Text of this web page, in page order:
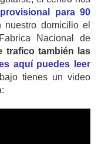
para 90
domicilio el
Nacional de
trafico también las
aquí puedes leer
tienes un video